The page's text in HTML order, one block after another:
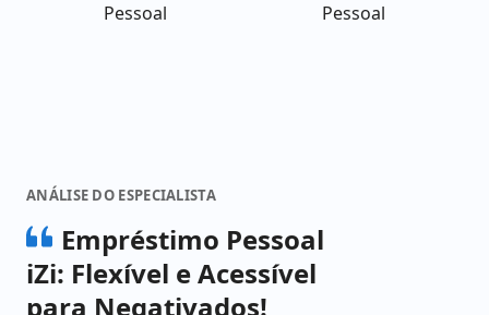
Pessoal Pessoal
ANÁLISE DO ESPECIALISTA
Empréstimo Pessoal
iZi: Flexível e Acessível
para Negativados!